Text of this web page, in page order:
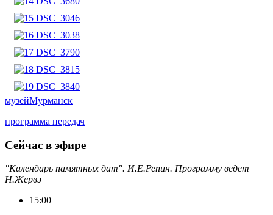
музейМурманск
программа передач
Сейчас в эфире
"Календарь памятных дат". И.Е.Репин. Программу ведет
Н.Жервэ
15:00